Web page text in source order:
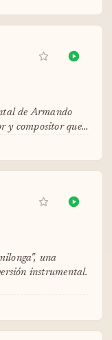
de Armando
y compositor que…
una
instrumental.